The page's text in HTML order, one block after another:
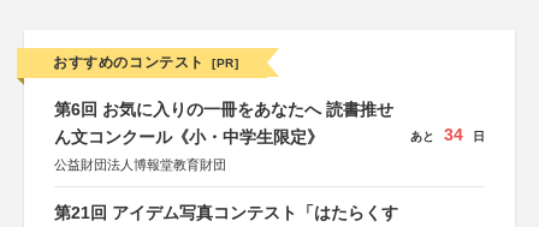
おすすめのコンテスト [PR]
第6回 お気に入りの一冊をあなたへ 読書推せ
ん文コンクール《小・中学生限定》
公益財団法人博報堂教育財団
あと 34 日
第21回 アイデム写真コンテスト「はたらくす